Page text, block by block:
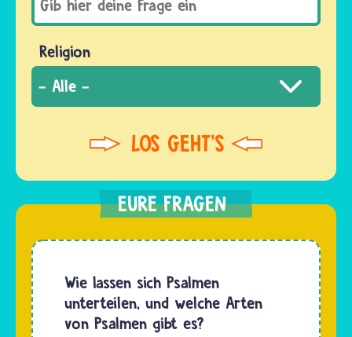
Religion
Wie lassen sich Psalmen
unterteilen, und welche Arten
von Psalmen gibt es?